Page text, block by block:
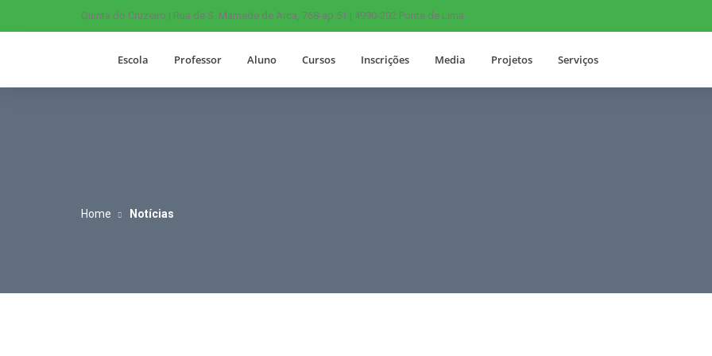
Quinta do Cruzeiro | Rua de S. Mamede de Arca, 768-ap 51 | 4990-202 Ponte de Lima
Escola Professor Aluno Cursos Inscrições Media Projetos Serviços
Home Notícias